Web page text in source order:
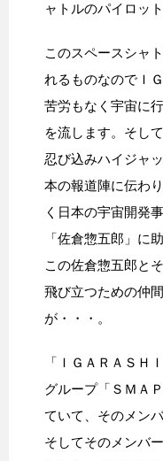
ャトルのパイロッ
このスペースシャ
れるものなのでＩ
苦労もなく宇宙に
を流します。そし
忍び込みハイジャ
本の報道陣に伝わ
く日本の宇宙開発
「佐倉惣五郎」に
この佐倉惣五郎と
飛び立つための仲
が・・・。
「ＩＧＡＲＡＳＨ
グループ「ＳＭＡ
ていて、そのメン
そしてそのメンバ